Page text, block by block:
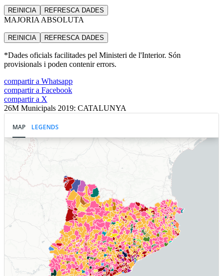
REINICIA REFRESCA DADES
MAJORIA ABSOLUTA
REINICIA REFRESCA DADES
*Dades oficials facilitades pel Ministeri de l'Interior. Són
provisionals i poden contenir errors.
compartir a Whatsapp
compartir a Facebook
compartir a X
26M Municipals 2019: CATALUNYA